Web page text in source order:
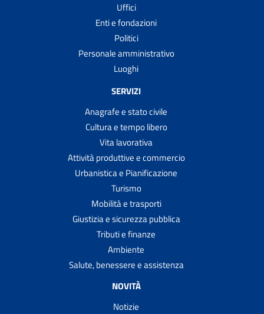
Uffici
Enti e fondazioni
Politici
Personale amministrativo
Luoghi
SERVIZI
Anagrafe e stato civile
Cultura e tempo libero
Vita lavorativa
Attività produttive e commercio
Urbanistica e Pianificazione
Turismo
Mobilità e trasporti
Giustizia e sicurezza pubblica
Tributi e finanze
Ambiente
Salute, benessere e assistenza
NOVITÀ
Notizie